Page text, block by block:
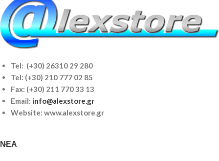
Tel: (+30) 26310 29 280
Tel: (+30) 210 777 02 85
Fax: (+30) 211 770 33 13
Email: info@alexstore.gr
Website: www.alexstore.gr
ΝΈΑ